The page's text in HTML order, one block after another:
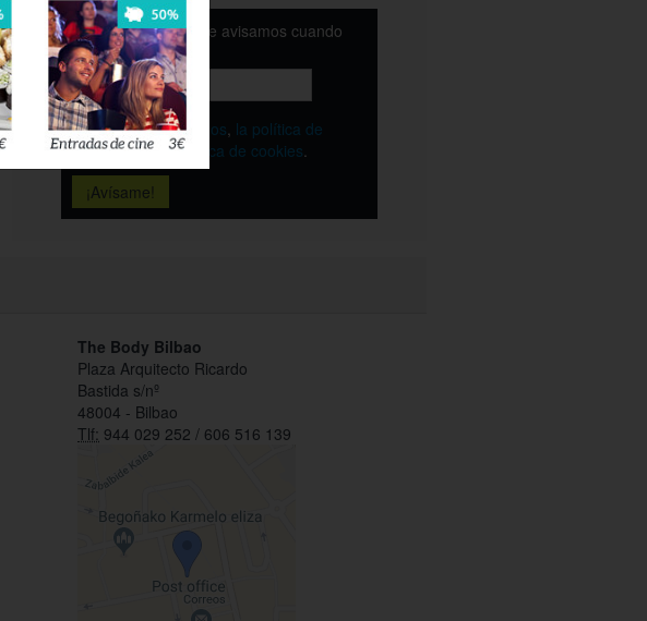
Déjanos tu email y te avisamos cuando
esté disponible
Acepto lostérminos, la política de
privacidady la política de cookies.
The Body Bilbao
Plaza Arquitecto Ricardo
Bastida s/nº
48004 - Bilbao
Tlf: 944 029 252 / 606 516 139